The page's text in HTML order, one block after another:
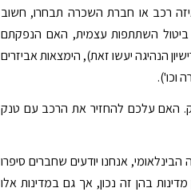
רכב או חברת השכרה תבחרו, חשוב
ביטול השתתפות עצמית, האם הנפקתם
הנהיגה יעשו זאת), הימצאות אביזרים
וכו').
האם עלכם להחזיר את הרכב עם טנק
הבינלאומי, אנחנו יודעים שחברים סיפרו
בהן זה נכון, אך גם במדינות אלו